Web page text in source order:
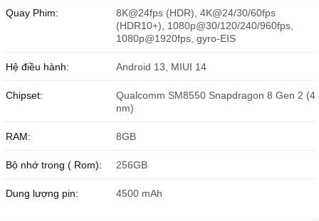
Quay Phim:
8K@24fps (HDR), 4K@24/30/60fps
(HDR10+), 1080p@30/120/240/960fps,
1080p@1920fps, gyro-EIS
Hệ điều hành: Android 13, MIUI 14
Chipset:
Qualcomm SM8550 Snapdragon 8 Gen 2 (4
nm)
RAM: 8GB
Bộ nhớ trong ( Rom): 256GB
Dung lượng pin: 4500 mAh